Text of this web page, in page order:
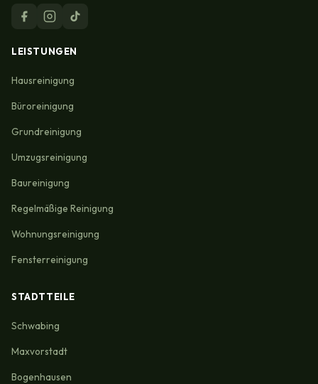
LEISTUNGEN
Hausreinigung
Büroreinigung
Grundreinigung
Umzugsreinigung
Baureinigung
Regelmäßige Reinigung
Wohnungsreinigung
Fensterreinigung
STADTTEILE
Schwabing
Maxvorstadt
Bogenhausen